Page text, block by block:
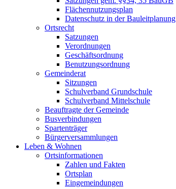
Flächennutzungsplan
Datenschutz in der Bauleitplanung
Ortsrecht
Satzungen
Verordnungen
Geschäftsordnung
Benutzungsordnung
Gemeinderat
Sitzungen
Schulverband Grundschule
Schulverband Mittelschule
Beauftragte der Gemeinde
Busverbindungen
Spartenträger
Bürgerversammlungen
Leben & Wohnen
Ortsinformationen
Zahlen und Fakten
Ortsplan
Eingemeindungen